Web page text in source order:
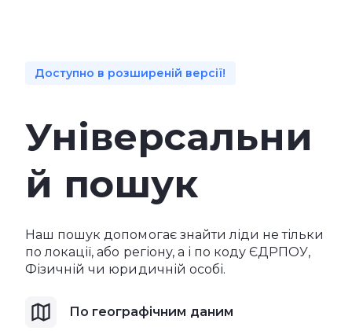
Доступно в розширеній версії!
Універсальни
й пошук
Наш пошук допомогає знайти ліди не тільки
по локації, або регіону, а і по коду ЄДРПОУ,
Фізичній чи юридичній особі.
По географічним даним